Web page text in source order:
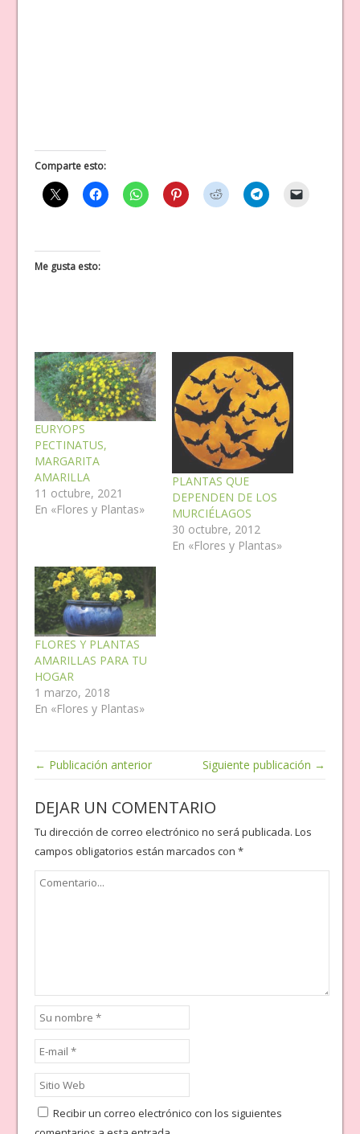
Comparte esto:
Me gusta esto:
EURYOPS
PECTINATUS,
MARGARITA
AMARILLA
11 octubre, 2021
En «Flores y Plantas»
PLANTAS QUE
DEPENDEN DE LOS
MURCIÉLAGOS
30 octubre, 2012
En «Flores y Plantas»
FLORES Y PLANTAS
AMARILLAS PARA TU
HOGAR
1 marzo, 2018
En «Flores y Plantas»
← Publicación anterior Siguiente publicación →
DEJAR UN COMENTARIO
Tu dirección de correo electrónico no será publicada. Los
campos obligatorios están marcados con *
Recibir un correo electrónico con los siguientes